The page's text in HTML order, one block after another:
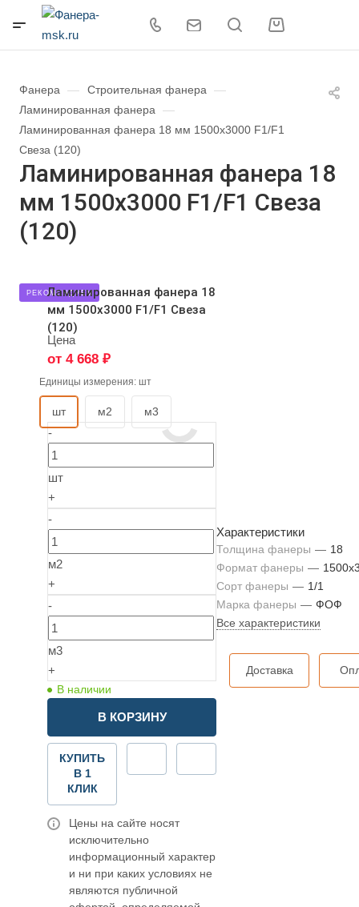
Фанера — Строительная фанера —
Ламинированная фанера —
Ламинированная фанера 18 мм 1500х3000 F1/F1
Свеза (120)
Ламинированная фанера 18
мм 1500х3000 F1/F1 Свеза
(120)
Ламинированная фанера 18
мм 1500х3000 F1/F1 Свеза
(120)
Цена
от 4 668 ₽
Единицы измерения: шт
шт м2 м3
-
шт
+
-
м2
+
-
м3
+
В наличии
В КОРЗИНУ
КУПИТЬ
В 1
КЛИК
Цены на сайте носят
исключительно
информационный характер
и ни при каких условиях не
являются публичной
РЕКОМЕНДУЕМ
Характеристики
Толщина фанеры — 18
Формат фанеры —
Сорт фанеры — 1/1
Марка фанеры — ФОФ
Все характеристики
Доставка